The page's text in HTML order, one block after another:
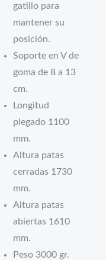
gatillo para
mantener su
posición.
Soporte en V de
goma de 8 a 13
cm.
Longitud
plegado 1100
mm.
Altura patas
cerradas 1730
mm.
Altura patas
abiertas 1610
mm.
Peso 3000 gr.